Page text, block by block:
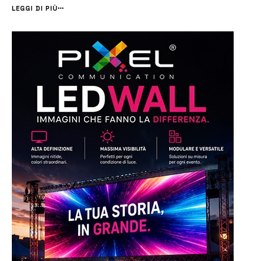
studentessa Anastasia Amara, con la regia della docente Jessica Di
LEGGI DI PIÙ